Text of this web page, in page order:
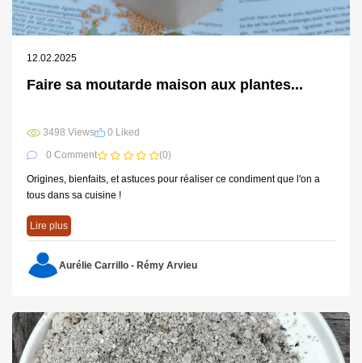
12.02.2025
Faire sa moutarde maison aux plantes...
3498 Views
0 Liked
0 Comment
(0)
Origines, bienfaits, et astuces pour réaliser ce condiment que l'on a
tous dans sa cuisine !
Lire plus
Aurélie Carrillo - Rémy Arvieu